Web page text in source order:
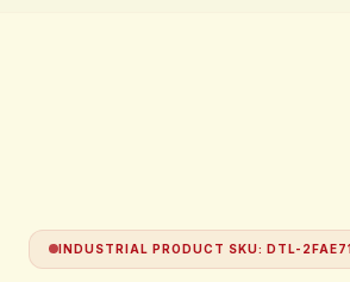
INDUSTRIAL PRODUCT SKU: DTL-